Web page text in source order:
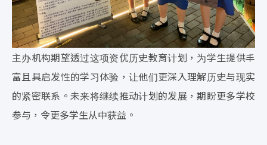
主办机构期望透过这项资优历史教育计划，为学生提供丰
富且具启发性的学习体验，让他们更深入理解历史与现实
的紧密联系。未来将继续推动计划的发展，期盼更多学校
参与，令更多学生从中获益。